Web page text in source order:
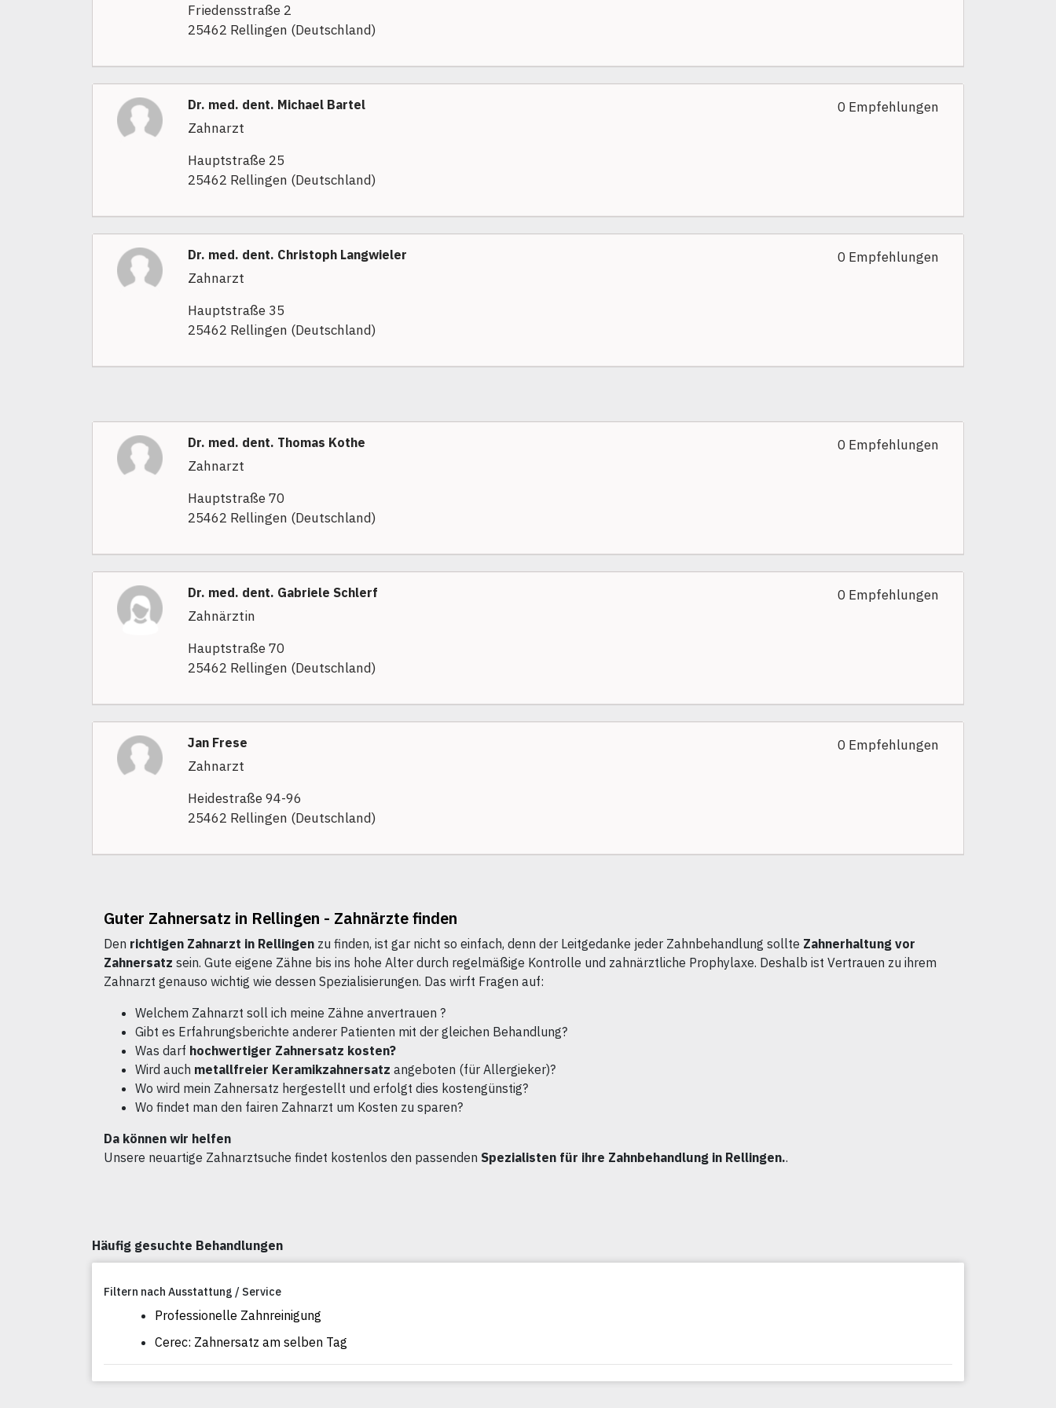
Friedensstraße 2
25462 Rellingen (Deutschland)
Dr. med. dent. Michael Bartel
Zahnarzt
Hauptstraße 25
25462 Rellingen (Deutschland)
0 Empfehlungen
Dr. med. dent. Christoph Langwieler
Zahnarzt
Hauptstraße 35
25462 Rellingen (Deutschland)
0 Empfehlungen
Dr. med. dent. Thomas Kothe
Zahnarzt
Hauptstraße 70
25462 Rellingen (Deutschland)
0 Empfehlungen
Dr. med. dent. Gabriele Schlerf
Zahnärztin
Hauptstraße 70
25462 Rellingen (Deutschland)
0 Empfehlungen
Jan Frese
Zahnarzt
Heidestraße 94-96
25462 Rellingen (Deutschland)
0 Empfehlungen
Guter Zahnersatz in Rellingen - Zahnärzte finden
Den richtigen Zahnarzt in Rellingen zu finden, ist gar nicht so einfach, denn der Leitgedanke jeder Zahnbehandlung sollte Zahnerhaltung vor
Zahnersatz sein. Gute eigene Zähne bis ins hohe Alter durch regelmäßige Kontrolle und zahnärztliche Prophylaxe. Deshalb ist Vertrauen zu ihrem
Zahnarzt genauso wichtig wie dessen Spezialisierungen. Das wirft Fragen auf:
Welchem Zahnarzt soll ich meine Zähne anvertrauen ?
Gibt es Erfahrungsberichte anderer Patienten mit der gleichen Behandlung?
Was darf hochwertiger Zahnersatz kosten?
Wird auch metallfreier Keramikzahnersatz angeboten (für Allergieker)?
Wo wird mein Zahnersatz hergestellt und erfolgt dies kostengünstig?
Wo findet man den fairen Zahnarzt um Kosten zu sparen?
Da können wir helfen
Unsere neuartige Zahnarztsuche findet kostenlos den passenden Spezialisten für ihre Zahnbehandlung in Rellingen..
Häufig gesuchte Behandlungen
Filtern nach Ausstattung / Service
Professionelle Zahnreinigung
Cerec: Zahnersatz am selben Tag